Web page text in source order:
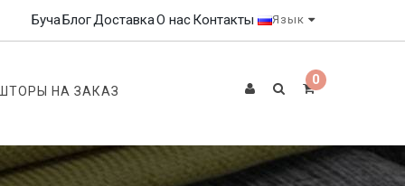
БучаБлогДоставкаО насКонтакты Язык
НА ЗАКАЗ
0